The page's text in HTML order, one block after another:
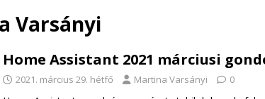
Varsányi
Home Assistant 2021 márciusi
2021. március 29. hétfő Martina Varsányi 0